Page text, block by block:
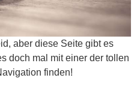
aber diese Seite gibt es
doch mal mit einer der tollen
finden!